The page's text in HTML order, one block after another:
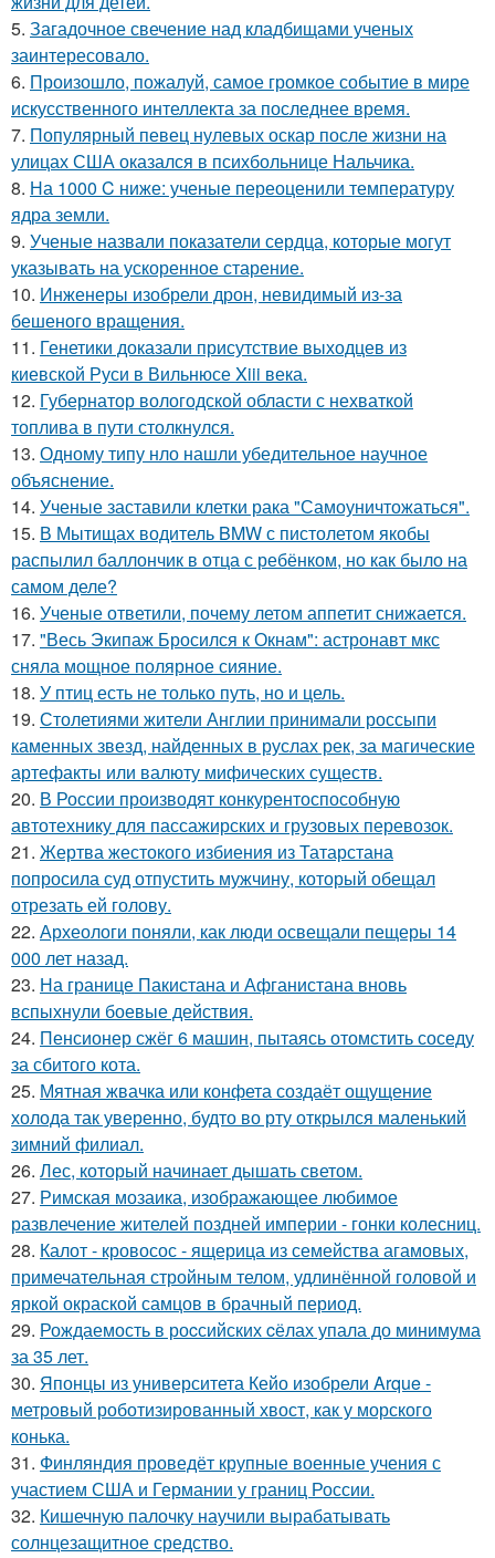
5. Загадочное свечение над кладбищами ученых
заинтересовало.
6. Произошло, пожалуй, самое громкое событие в мире
искусственного интеллекта за последнее время.
7. Популярный певец нулевых оскар после жизни на
улицах США оказался в психбольнице Нальчика.
8. На 1000 C ниже: ученые переоценили температуру
ядра земли.
9. Ученые назвали показатели сердца, которые могут
указывать на ускоренное старение.
10. Инженеры изобрели дрон, невидимый из-за
бешеного вращения.
11. Генетики доказали присутствие выходцев из
киевской Руси в Вильнюсе Xiii века.
12. Губернатор вологодской области с нехваткой
топлива в пути столкнулся.
13. Одному типу нло нашли убедительное научное
объяснение.
14. Ученые заставили клетки рака "Самоуничтожаться".
15. В Мытищах водитель BMW с пистолетом якобы
распылил баллончик в отца с ребёнком, но как было на
самом деле?
16. Ученые ответили, почему летом аппетит снижается.
17. "Весь Экипаж Бросился к Окнам": астронавт мкс
сняла мощное полярное сияние.
18. У птиц есть не только путь, но и цель.
19. Столетиями жители Англии принимали россыпи
каменных звезд, найденных в руслах рек, за магические
артефакты или валюту мифических существ.
20. В России производят конкурентоспособную
автотехнику для пассажирских и грузовых перевозок.
21. Жертва жестокого избиения из Татарстана
попросила суд отпустить мужчину, который обещал
отрезать ей голову.
22. Археологи поняли, как люди освещали пещеры 14
000 лет назад.
23. На границе Пакистана и Афганистана вновь
вспыхнули боевые действия.
24. Пенсионер сжёг 6 машин, пытаясь отомстить соседу
за сбитого кота.
25. Мятная жвачка или конфета создаёт ощущение
холода так уверенно, будто во рту открылся маленький
зимний филиал.
26. Лес, который начинает дышать светом.
27. Римская мозаика, изображающее любимое
развлечение жителей поздней империи - гонки колесниц.
28. Калот - кровосос - ящерица из семейства агамовых,
примечательная стройным телом, удлинённой головой и
яркой окраской самцов в брачный период.
29. Рождаемость в роcсийских cёлах упала до минимума
за 35 лет.
30. Японцы из университета Кейо изобрели Arque -
метровый роботизированный хвост, как у морского
конька.
31. Финляндия проведёт крупные военные учения с
участием США и Германии у границ России.
32. Кишечную палочку научили вырабатывать
солнцезащитное средство.